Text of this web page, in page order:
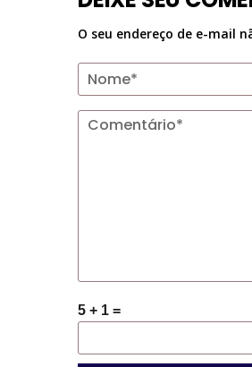
O seu endereço de e-mail
5 + 1 =